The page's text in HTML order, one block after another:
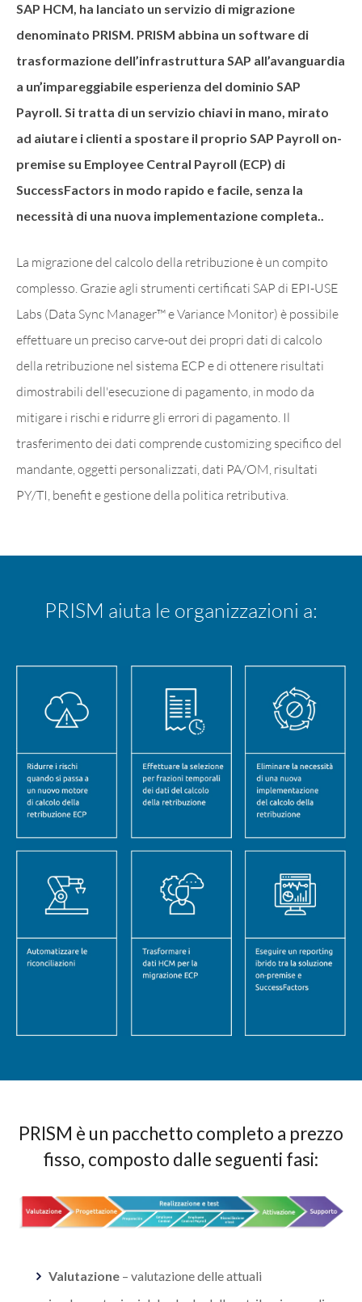
SAP HCM, ha lanciato un servizio di migrazione
denominato PRISM. PRISM abbina un software di
trasformazione dell’infrastruttura SAP all’avanguardia
a un’impareggiabile esperienza del dominio SAP
Payroll. Si tratta di un servizio chiavi in mano, mirato
ad aiutare i clienti a spostare il proprio SAP Payroll on-
premise su Employee Central Payroll (ECP) di
SuccessFactors in modo rapido e facile, senza la
necessità di una nuova implementazione completa..
La migrazione del calcolo della retribuzione è un compito
complesso. Grazie agli strumenti certificati SAP di EPI-USE
Labs (Data Sync Manager™ e Variance Monitor) è possibile
effettuare un preciso carve-out dei propri dati di calcolo
della retribuzione nel sistema ECP e di ottenere risultati
dimostrabili dell'esecuzione di pagamento, in modo da
mitigare i rischi e ridurre gli errori di pagamento. Il
trasferimento dei dati comprende customizing specifico del
mandante, oggetti personalizzati, dati PA/OM, risultati
PY/TI, benefit e gestione della politica retributiva.
PRISM aiuta le organizzazioni a:
PRISM è un pacchetto completo a prezzo
fisso, composto dalle seguenti fasi:
Valutazione – valutazione delle attuali